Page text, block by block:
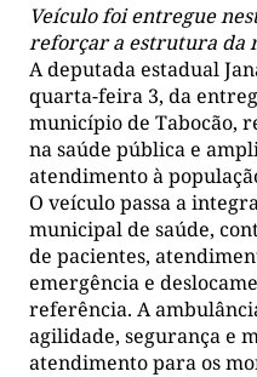
Veículo foi entregue
reforçar a estrutura da
A deputada estadual
quarta-feira 3, da
município de Tabocão,
na saúde pública e
atendimento à
O veículo passa a
municipal de saúde,
de pacientes,
emergência e
referência. A
agilidade, segurança e
atendimento para os